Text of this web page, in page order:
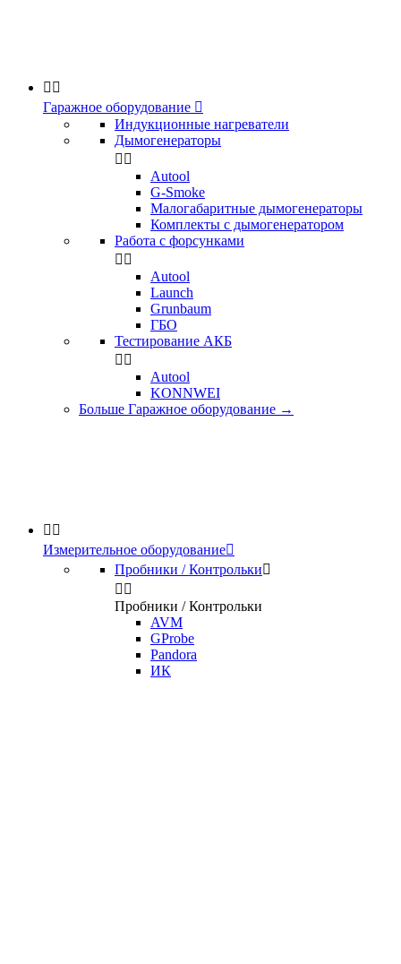
 
Гаражное оборудование 
Индукционные нагреватели
Дымогенераторы
 
Аutool
G-Smoke
Малогабаритные дымогенераторы
Комплекты с дымогенератором
Работа с форсунками
 
Autool
Launch
Grunbaum
ГБО
Тестирование АКБ
 
Autool
KONNWEI
Больше Гаражное оборудование →
 
Измерительное оборудование
Пробники / Контрольки
 
Пробники / Контрольки
AVM
GProbe
Pandora
ИК